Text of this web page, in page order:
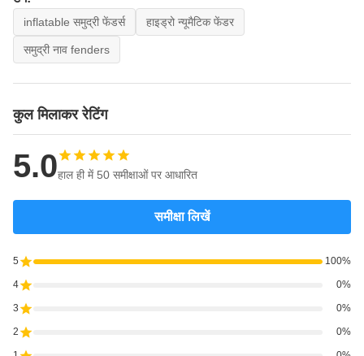
inflatable समुद्री फेंडर्स हाइड्रो न्यूमैटिक फेंडर
समुद्री नाव fenders
कुल मिलाकर रेटिंग
5.0हाल ही में 50 समीक्षाओं पर आधारित
समीक्षा लिखें
5 100%
4 0%
3 0%
2 0%